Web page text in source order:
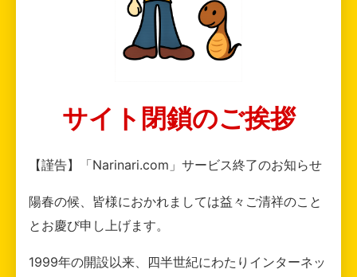
サイト閉鎖のご挨拶
【謹告】「Narinari.com」サービス終了のお知らせ
陽春の候、皆様におかれましては益々ご清祥のこと
とお慶び申し上げます。
1999年の開設以来、四半世紀にわたりインターネッ